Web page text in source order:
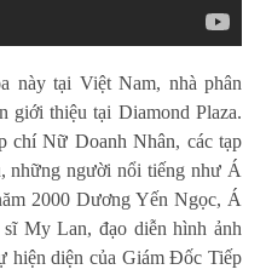
này tại Việt Nam, nhà phân
giới thiệu tại Diamond Plaza.
chí Nữ Doanh Nhân, các tạp
những người nổi tiếng như Á
2000 Dương Yến Ngọc, Á
sĩ My Lan, đạo diễn hình ảnh
hiện diện của Giám Đốc Tiếp